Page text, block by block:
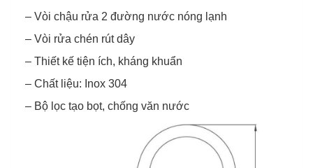
– Vòi chậu rửa 2 đường nước nóng lạnh
– Vòi rửa chén rút dây
– Thiết kế tiện ích, kháng khuẩn
– Chất liệu: Inox 304
– Bộ lọc tạo bọt, chống văn nước